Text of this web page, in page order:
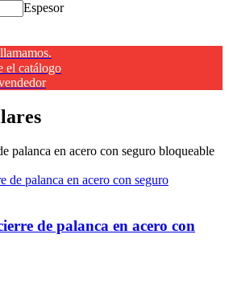
Espesor
el catálogo
palanca en acero con seguro bloqueable
de palanca en acero con